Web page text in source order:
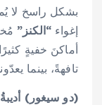
بشكل راسخ لا
إغواء “الكنز”
أماكنَ خفيةٍ
تافهةً، بينما
(دو سيغور)